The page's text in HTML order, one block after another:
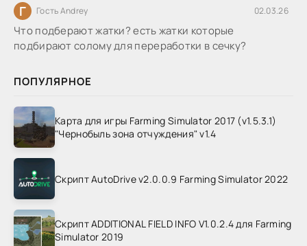
Г Гость Andrey 02.03.26
Что подберают жатки? есть жатки которые
подбирают солому для переработки в сечку?
ПОПУЛЯРНОЕ
Карта для игры Farming Simulator 2017 (v1.5.3.1)
"Чернобыль зона отчуждения" v1.4
Скрипт AutoDrive v2.0.0.9 Farming Simulator 2022
Скрипт ADDITIONAL FIELD INFO V1.0.2.4 для Farming
Simulator 2019